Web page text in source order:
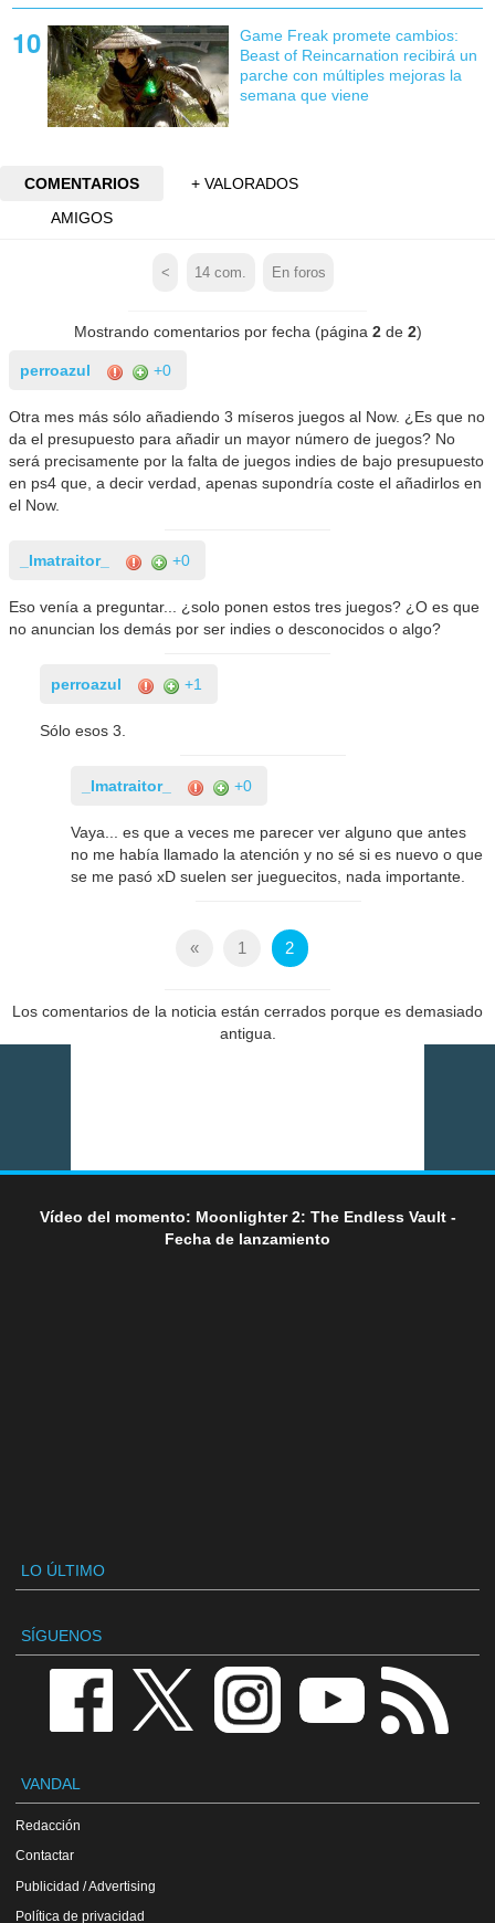
Game Freak promete cambios:
Beast of Reincarnation recibirá un
parche con múltiples mejoras la
semana que viene
COMENTARIOS
+ VALORADOS
AMIGOS
< 14 com. En foros
Mostrando comentarios por fecha (página 2de 2)
perroazul +0
Otra mes más sólo añadiendo 3 míseros juegos al Now. ¿Es que no
da el presupuesto para añadir un mayor número de juegos? No
será precisamente por la falta de juegos indies de bajo presupuesto
en ps4 que, a decir verdad, apenas supondría coste el añadirlos en
el Now.
_Imatraitor_ +0
Eso venía a preguntar... ¿solo ponen estos tres juegos? ¿O es que
no anuncian los demás por ser indies o desconocidos o algo?
perroazul +1
Sólo esos 3.
_Imatraitor_ +0
Vaya... es que a veces me parecer ver alguno que antes
no me había llamado la atención y no sé si es nuevo o que
se me pasó xD suelen ser jueguecitos, nada importante.
« 1 2
Los comentarios de la noticia están cerrados porque es demasiado
antigua.
Vídeo del momento: Moonlighter 2: The Endless Vault -
Fecha de lanzamiento
LO ÚLTIMO
SÍGUENOS
VANDAL
Redacción
Contactar
Publicidad / Advertising
Política de privacidad